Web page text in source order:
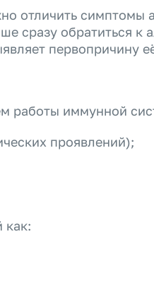
отличить симптомы
сразу обратиться к
первопричину
работы иммунной
проявлений);
как: